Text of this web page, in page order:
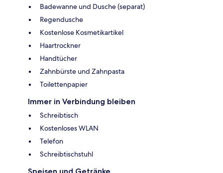
Badewanne und Dusche (separat)
Regendusche
Kostenlose Kosmetikartikel
Haartrockner
Handtücher
Zahnbürste und Zahnpasta
Toilettenpapier
Immer in Verbindung bleiben
Schreibtisch
Kostenloses WLAN
Telefon
Schreibtischstuhl